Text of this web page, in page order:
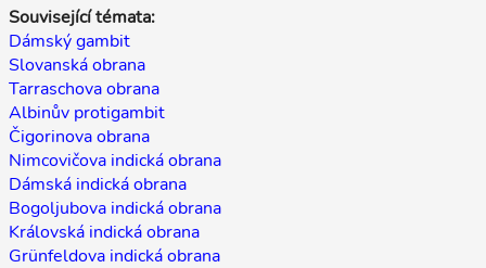
Související témata:
Dámský gambit
Slovanská obrana
Tarraschova obrana
Albinův protigambit
Čigorinova obrana
Nimcovičova indická obrana
Dámská indická obrana
Bogoljubova indická obrana
Královská indická obrana
Grünfeldova indická obrana